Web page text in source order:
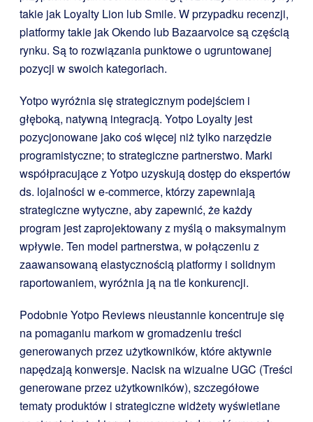
takie jak Loyalty Lion lub Smile. W przypadku recenzji,
platformy takie jak Okendo lub Bazaarvoice są częścią
rynku. Są to rozwiązania punktowe o ugruntowanej
pozycji w swoich kategoriach.
Yotpo wyróżnia się strategicznym podejściem i
głęboką, natywną integracją. Yotpo Loyalty jest
pozycjonowane jako coś więcej niż tylko narzędzie
programistyczne; to strategiczne partnerstwo. Marki
współpracujące z Yotpo uzyskują dostęp do ekspertów
ds. lojalności w e-commerce, którzy zapewniają
strategiczne wytyczne, aby zapewnić, że każdy
program jest zaprojektowany z myślą o maksymalnym
wpływie. Ten model partnerstwa, w połączeniu z
zaawansowaną elastycznością platformy i solidnym
raportowaniem, wyróżnia ją na tle konkurencji.
Podobnie Yotpo Reviews nieustannie koncentruje się
na pomaganiu markom w gromadzeniu treści
generowanych przez użytkowników, które aktywnie
napędzają konwersje. Nacisk na wizualne UGC (Treści
generowane przez użytkowników), szczegółowe
tematy produktów i strategiczne widżety wyświetlane